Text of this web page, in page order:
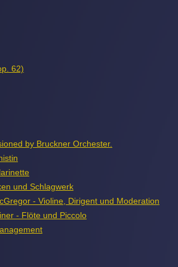
62)
by Bruckner Orchester.
und Schlagwerk
- Violine, Dirigent und Moderation
- Flöte und Piccolo